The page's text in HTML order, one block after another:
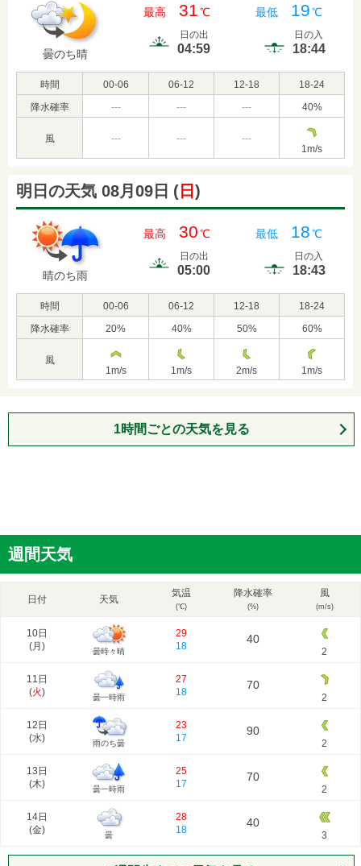
曇のち晴
最高 31℃ 最低 19℃
日の出
04:59
日の入
18:44
時間 00-06 06-12 12-18
18-24
降水確率
--- --- --- 40%
風 --- ---
---
1m/s
明日の天気 08月09日 ( 日 )
晴のち雨
最高 30℃ 最低 18℃
日の出
05:00
日の入
18:43
時間 00-06 06-12 12-18
18-24
降水確率
20% 40% 50% 60%
風
1m/s 1m/s 2m/s 1m/s
1時間ごとの天気を見る
週間天気
日付 天気
気温
(℃)
降水確率
(%)
風
(m/s)
10日
(月 ) 曇時々晴
29
18
40
2
11日
(火) 曇一時雨
27
18
70
2
12日
(水) 雨のち曇
23
17
90
2
13日
(木) 曇一時雨
25
17
70
2
14日
(金) 曇
28
18
40
3